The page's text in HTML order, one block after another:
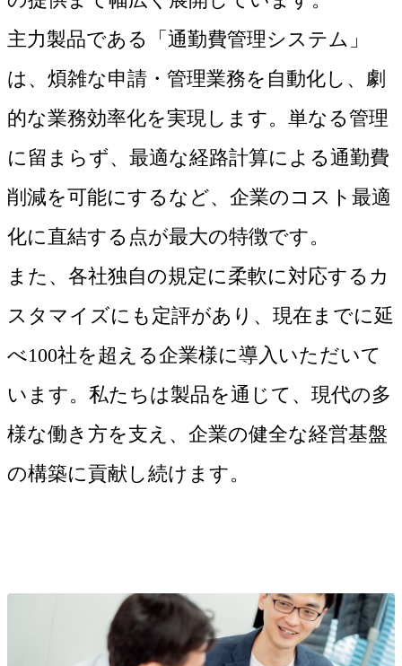
主力製品である「通勤費管理システム」
は、煩雑な申請・管理業務を自動化し、劇
的な業務効率化を実現します。単なる管理
に留まらず、最適な経路計算による通勤費
削減を可能にするなど、企業のコスト最適
化に直結する点が最大の特徴です。
また、各社独自の規定に柔軟に対応するカ
スタマイズにも定評があり、現在までに延
べ100社を超える企業様に導入いただいて
います。私たちは製品を通じて、現代の多
様な働き方を支え、企業の健全な経営基盤
の構築に貢献し続けます。